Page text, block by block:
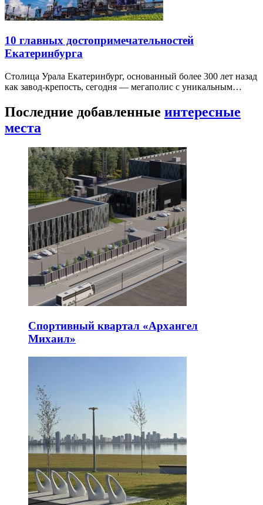
10 главных достопримечательностей
Екатеринбурга
Столица Урала Екатеринбург, основанный более 300 лет назад
как завод-крепость, сегодня — мегаполис с уникальным…
Последние добавленные интересные
места
Спортивный квартал «Архангел
Михаил»